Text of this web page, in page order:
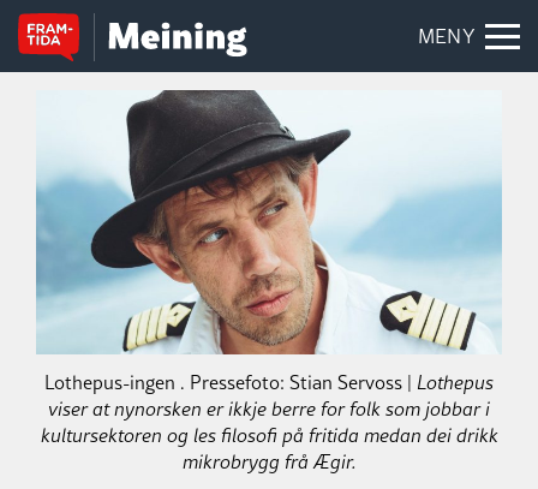
MENY
Lothepus-ingen . Pressefoto: Stian Servoss | Lothepus
viser at nynorsken er ikkje berre for folk som jobbar i
kultursektoren og les filosofi på fritida medan dei drikk
mikrobrygg frå Ægir.